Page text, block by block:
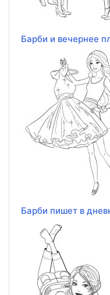
Барби и вечернее
Барби пишет в